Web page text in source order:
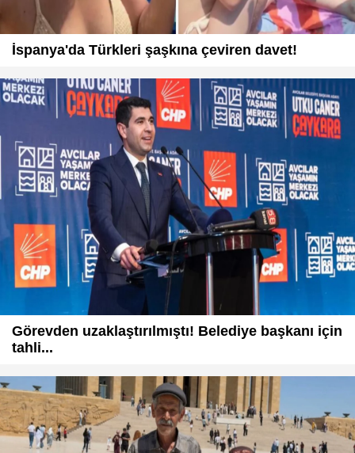
İspanya'da Türkleri şaşkına çeviren davet!
Görevden uzaklaştırılmıştı! Belediye başkanı için
tahli...